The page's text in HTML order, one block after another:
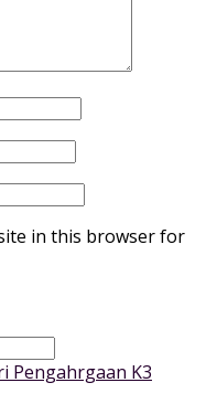
in this browser for
Pengahrgaan K3